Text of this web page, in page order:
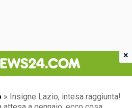
» Insigne Lazio, intesa raggiunta!
×